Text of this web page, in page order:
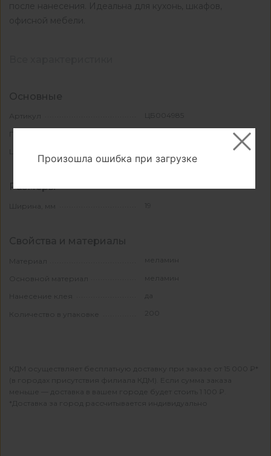
после нанесения. Идеальна для кухонь, шкафов,
офисной мебели.
Основные
Артикул ЦБ004985
Размеры
Ширина, мм 19
Свойства и материалы
Материал меламин
Основной материал меламин
Нанесение клея да
Количество в упаковке 200
КДМ осуществляет бесплатную доставку при заказе от 15 000 ₽*
(в городах присутствия филиала КДМ). Если сумма заказа
меньше — доставка в вашем городе будет стоить 1 100 ₽.
*Доставка за город рассчитывается индивидуально
Произошла ошибка при загрузке